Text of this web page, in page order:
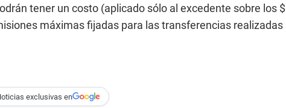
tener un costo (aplicado sólo al excedente sobre los $
máximas fijadas para las transferencias realizadas
exclusivas en